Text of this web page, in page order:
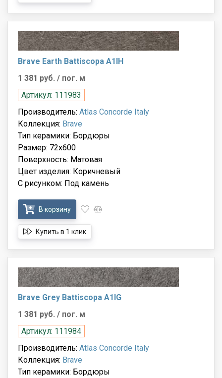
Brave Earth Battiscopa A1IH
1 381 руб. / пог. м
Артикул: 111983
Производитель: Atlas Concorde Italy
Коллекция: Brave
Тип керамики: Бордюры
Размер: 72x600
Поверхность: Матовая
Цвет изделия: Коричневый
С рисунком: Под камень
В корзину
Купить в 1 клик
Brave Grey Battiscopa A1IG
1 381 руб. / пог. м
Артикул: 111984
Производитель: Atlas Concorde Italy
Коллекция: Brave
Тип керамики: Бордюры